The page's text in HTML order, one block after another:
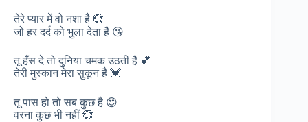
तेरे प्यार में वो नशा है 💞
जो हर दर्द को भुला देता है 😘
तू हँस दे तो दुनिया चमक उठती है 💕
तेरी मुस्कान मेरा सुकून है 💓
तू पास हो तो सब कुछ है 😍
वरना कुछ भी नहीं 💞